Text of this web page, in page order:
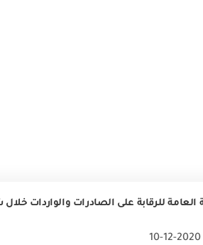
العامة للرقابة على الصادرات والواردات خلال